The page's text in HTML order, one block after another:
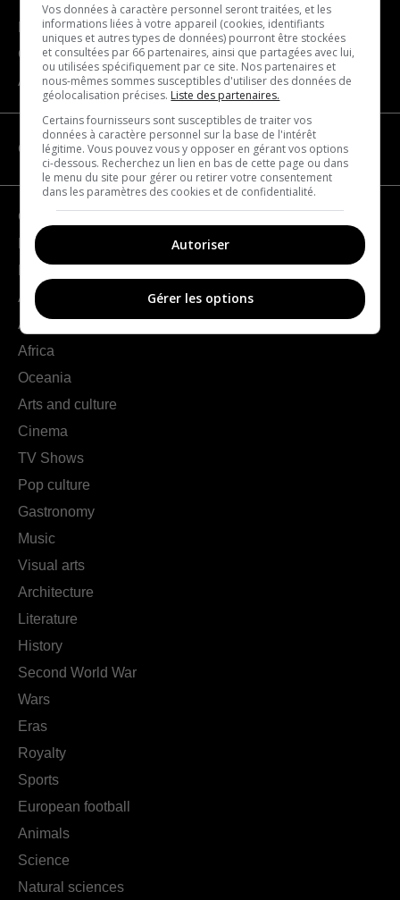
Become a partner
Contact us
About us
CATEGORIES
Geography
France
Americas
Asia
Africa
Oceania
Arts and culture
Cinema
TV Shows
Pop culture
Gastronomy
Music
Visual arts
Architecture
Literature
History
Second World War
Wars
Eras
Royalty
Sports
European football
Animals
Science
Natural sciences
Vos données à caractère personnel seront traitées, et les
informations liées à votre appareil (cookies, identifiants
uniques et autres types de données) pourront être stockées
et consultées par 66 partenaires, ainsi que partagées avec lui,
ou utilisées spécifiquement par ce site. Nos partenaires et
nous-mêmes sommes susceptibles d'utiliser des données de
géolocalisation précises. Liste des partenaires.
Certains fournisseurs sont susceptibles de traiter vos
données à caractère personnel sur la base de l'intérêt
légitime. Vous pouvez vous y opposer en gérant vos options
ci-dessous. Recherchez un lien en bas de cette page ou dans
le menu du site pour gérer ou retirer votre consentement
dans les paramètres des cookies et de confidentialité.
Autoriser
Gérer les options